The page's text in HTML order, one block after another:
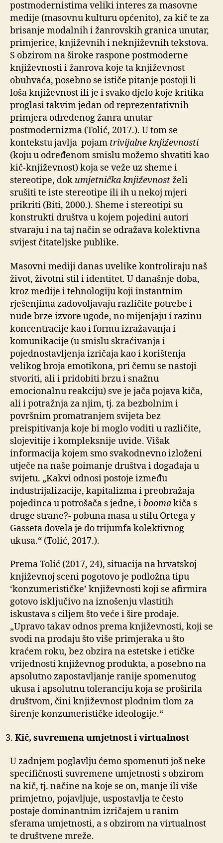
postmodernistima veliki interes za masovne
medije (masovnu kulturu općenito), za kič te za
brisanje modalnih i žanrovskih granica unutar,
primjerice, književnih i neknjiževnih tekstova.
S obzirom na široke raspone postmoderne
književnosti i žanrova koje ta književnost
obuhvaća, posebno se ističe pitanje postoji li
loša književnost ili je i svako djelo koje kritika
proglasi takvim jedan od reprezentativnih
primjera određenog žanra unutar
postmodernizma (Tolić, 2017.). U tom se
kontekstu javlja pojam trivijalne književnosti
(koju u određenom smislu možemo shvatiti kao
kič-književnost) koja se veže uz sheme i
stereotipe, dok umjetnička književnostželi
srušiti te iste stereotipe ili ih u nekoj mjeri
prikriti (Biti, 2000.). Sheme i stereotipi su
konstrukti društva u kojem pojedini autori
stvaraju i na taj način se odražava kolektivna
svijest čitateljske publike.
Masovni mediji danas uvelike kontroliraju naš
život, životni stil i identitet. U današnje doba,
kroz medije i tehnologiju koji instantnim
rješenjima zadovoljavaju različite potrebe i
nude brze izvore ugode, no mijenjaju i razinu
koncentracije kao i formu izražavanja i
komunikacije (u smislu skraćivanja i
pojednostavljenja izričaja kao i korištenja
velikog broja emotikona, pri čemu se nastoji
stvoriti, ali i pridobiti brzu i snažnu
emocionalnu reakciju) sve je jača pojava kiča,
ali i potražnja za njim, tj. za bezbolnim i
površnim promatranjem svijeta bez
preispitivanja koje bi moglo voditi u različite,
slojevitije i kompleksnije uvide. Višak
informacija kojem smo svakodnevno izloženi
utječe na naše poimanje društva i događaja u
svijetu. „Kakvi odnosi postoje između
industrijalizacije, kapitalizma i preobražaja
pojedinca u potrošača s jedne, iboomakiča s
druge strane?- pobuna masa u stilu Ortega y
Gasseta dovela je do trijumfa kolektivnog
ukusa.“ (Tolić, 2017.).
Prema Tolić (2017, 24), situacija na hrvatskoj
književnoj sceni pogotovo je podložna tipu
‘konzumerističke’ književnosti koji se afirmira
gotovo isključivo na iznošenju vlastitih
iskustava s ciljem što veće i šire prodaje.
„Upravo takav odnos prema književnosti, koji se
svodi na prodaju što više primjeraka u što
kraćem roku, bez obzira na estetske i etičke
vrijednosti književnog produkta, a posebno na
apsolutno zapostavljanje ranije spomenutog
ukusa i apsolutnu toleranciju koja se proširila
društvom, čini književnost plodnim tlom za
širenje konzumerističke ideologije.“
Kič, suvremena umjetnost i virtualnost
U zadnjem poglavlju ćemo spomenuti još neke
specifičnosti suvremene umjetnosti s obzirom
na kič, tj. načine na koje se on, manje ili više
primjetno, pojavljuje, uspostavlja te često
postaje dominantnim izričajem u ranim
sferama umjetnosti, a s obzirom na virtualnost
te društvene mreže.